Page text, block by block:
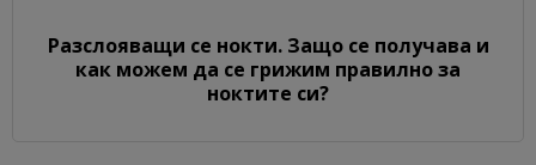
Разслояващи се нокти. Защо се получава и
как можем да се грижим правилно за
ноктите си?